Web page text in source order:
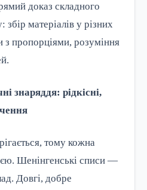
доказ складного
збір матеріалів у різних
з пропорціями, розуміння
знаряддя: рідкісні,
тому кожна
Шенінгенські списи —
Довгі, добре